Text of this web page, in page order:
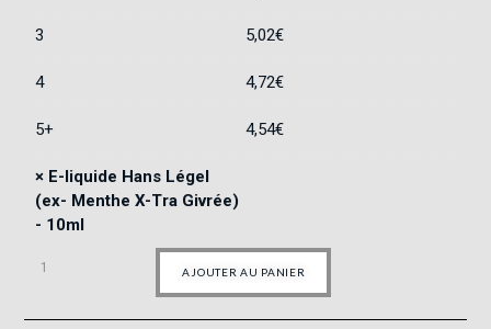
3 5,02€
4 4,72€
5+ 4,54€
× E-liquide Hans Légel
(ex- Menthe X-Tra Givrée)
- 10ml
AJOUTER AU PANIER